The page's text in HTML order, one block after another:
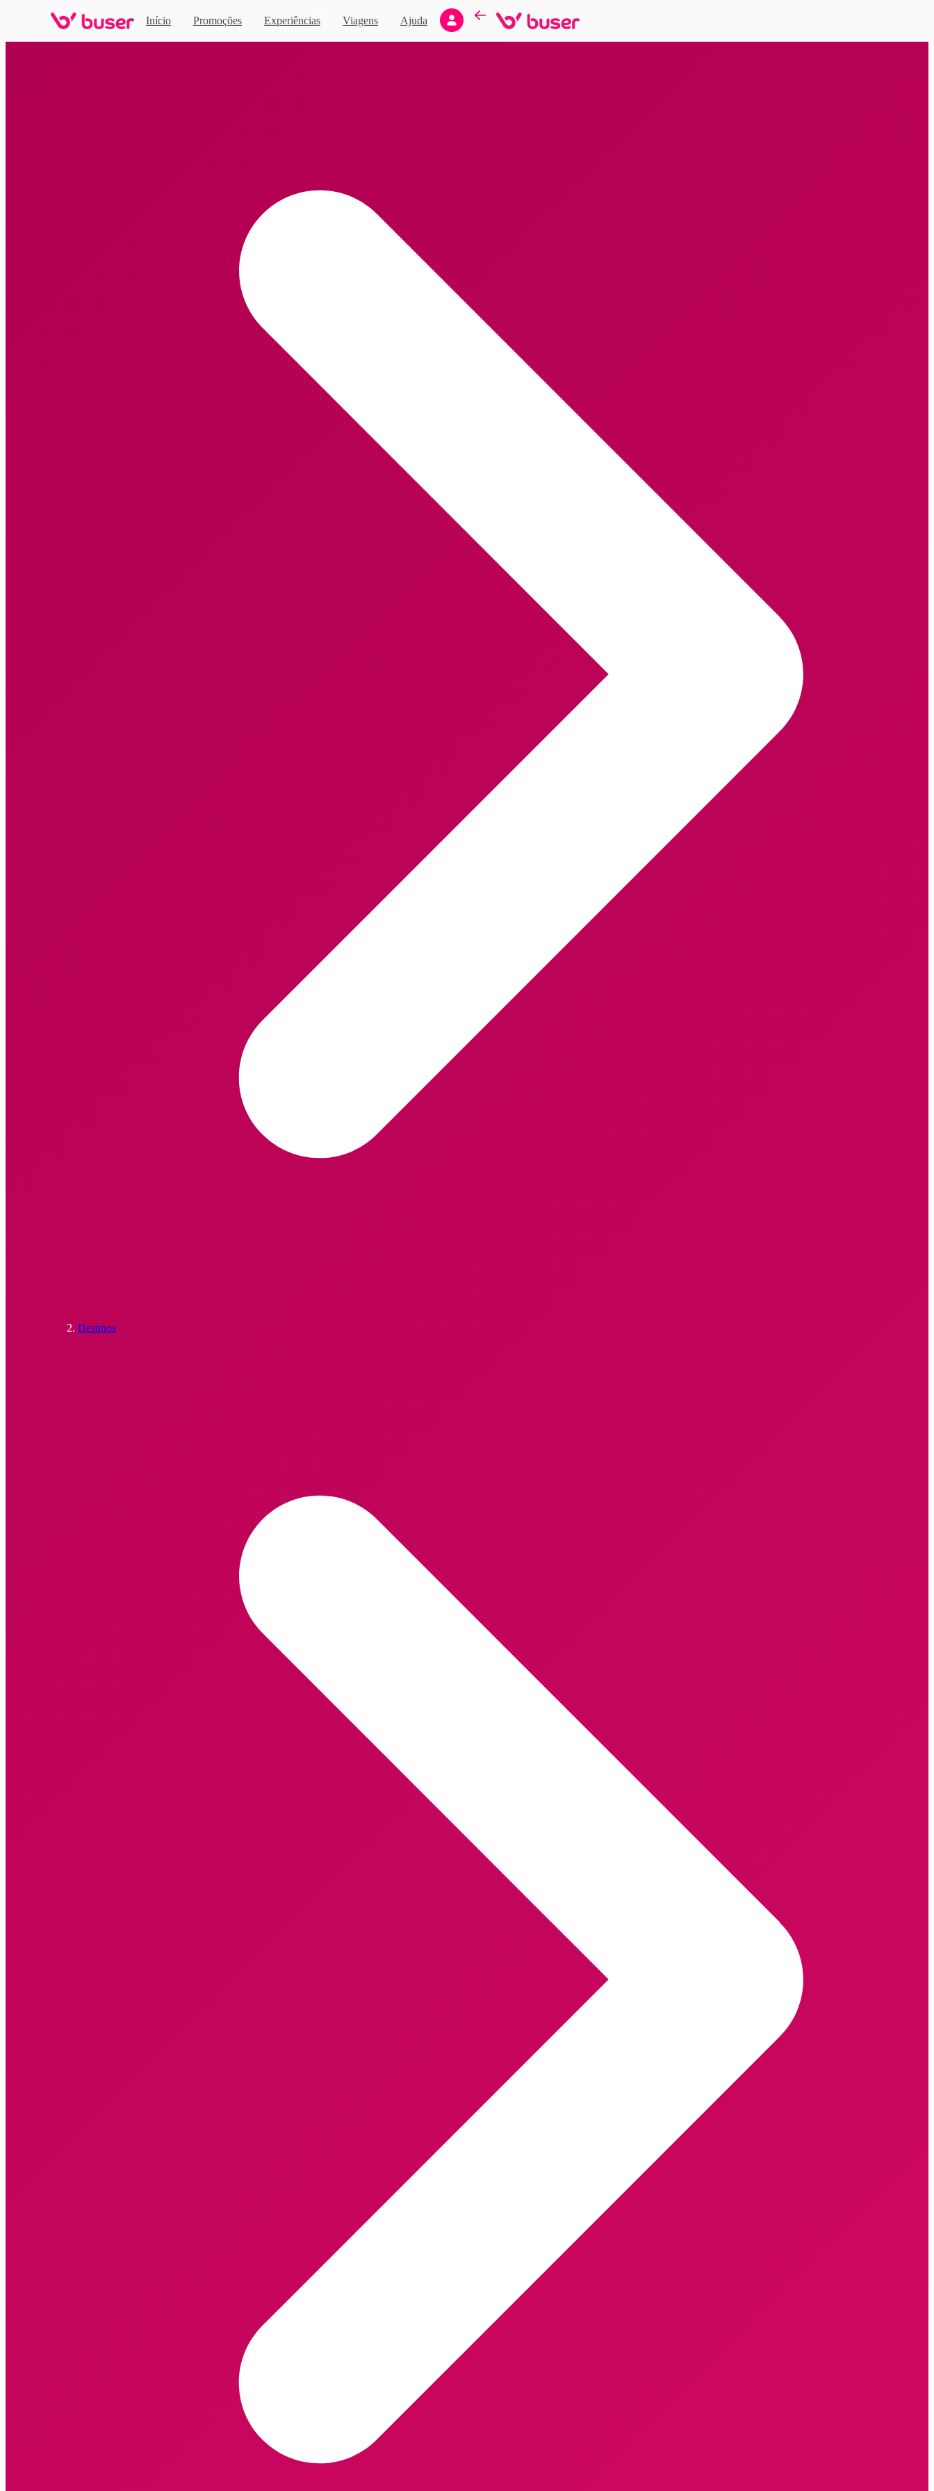
Início Promoções Experiências Viagens Ajuda
Home
Destinos